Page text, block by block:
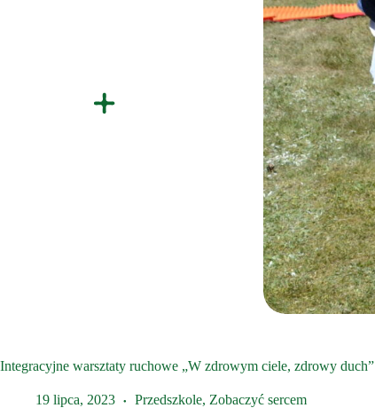
Integracyjne warsztaty ruchowe „W zdrowym ciele, zdrowy duch”
19 lipca, 2023 Przedszkole, Zobaczyć sercem